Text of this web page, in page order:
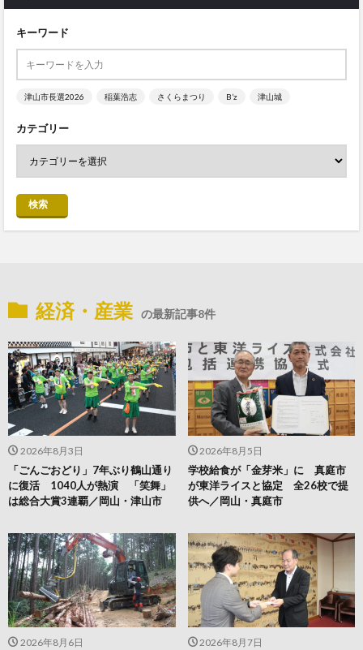
キーワード
津山市長選2026 稲葉浩志 さくらまつり B’z 津山城
カテゴリー
検索
経済・産業 の最新記事8件
2026年8月7日
2026年8月6日
2026年8月5日
学校給食が「金芽米」に 真庭市
が東洋ライスと協定 全26校で提
供へ／岡山・真庭市
2026年8月3日
「ごんごおどり」7年ぶり鶴山通り
に復活 1040人が熱演 「笑舞」
は総合大賞3連覇／岡山・津山市